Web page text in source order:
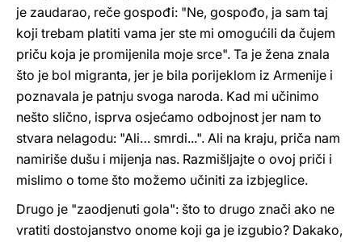
je zaudarao, reče gospođi: "Ne, gospođo, ja sam taj
koji trebam platiti vama jer ste mi omogućili da čujem
priču koja je promijenila moje srce". Ta je žena znala
što je bol migranta, jer je bila porijeklom iz Armenije i
poznavala je patnju svoga naroda. Kad mi učinimo
nešto slično, isprva osjećamo odbojnost jer nam to
stvara nelagodu: "Ali… smrdi...". Ali na kraju, priča nam
namiriše dušu i mijenja nas. Razmišljajte o ovoj priči i
mislimo o tome što možemo učiniti za izbjeglice.
Drugo je "zaodjenuti gola": što to drugo znači ako ne
vratiti dostojanstvo onome koji ga je izgubio? Dakako,